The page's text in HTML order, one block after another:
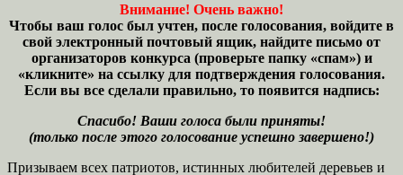
Внимание! Очень важно!
Чтобы ваш голос был учтен, после голосования, войдите в
свой электронный почтовый ящик, найдите письмо от
организаторов конкурса (проверьте папку «спам») и
«кликните» на ссылку для подтверждения голосования.
Если вы все сделали правильно, то появится надпись:
Спасибо! Ваши голоса были приняты!
(только после этого голосование успешно завершено!)
Призываем всех патриотов, истинных любителей деревьев и